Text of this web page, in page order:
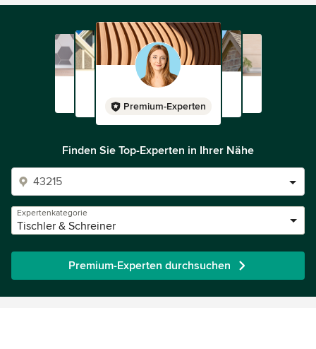
Premium-Experten
Finden Sie Top-Experten in Ihrer Nähe
Expertenkategorie
Tischler & Schreiner
Premium-Experten durchsuchen